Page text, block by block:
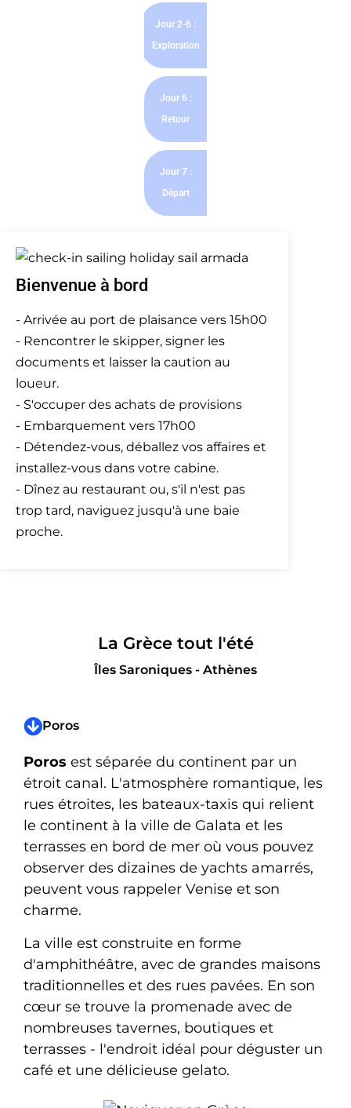
Jour 2-6 :
Exploration
Jour 6 :
Retour
Jour 7 :
Départ
Bienvenue à bord
- Arrivée au port de plaisance vers 15h00
- Rencontrer le skipper, signer les
documents et laisser la caution au
loueur.
- S'occuper des achats de provisions
- Embarquement vers 17h00
- Détendez-vous, déballez vos affaires et
installez-vous dans votre cabine.
- Dînez au restaurant ou, s'il n'est pas
trop tard, naviguez jusqu'à une baie
proche.
La Grèce tout l'été
Îles Saroniques - Athènes
Poros
Poros est séparée du continent par un
étroit canal. L'atmosphère romantique, les
rues étroites, les bateaux-taxis qui relient
le continent à la ville de Galata et les
terrasses en bord de mer où vous pouvez
observer des dizaines de yachts amarrés,
peuvent vous rappeler Venise et son
charme.
La ville est construite en forme
d'amphithéâtre, avec de grandes maisons
traditionnelles et des rues pavées. En son
cœur se trouve la promenade avec de
nombreuses tavernes, boutiques et
terrasses - l'endroit idéal pour déguster un
café et une délicieuse gelato.